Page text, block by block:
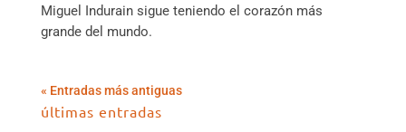
Miguel Indurain sigue teniendo el corazón más
grande del mundo.
« Entradas más antiguas
últimas entradas